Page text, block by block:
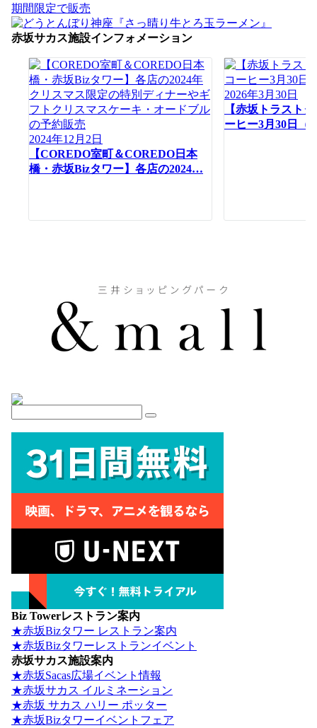
ョ
ン
期間限定で販売
赤坂サカス施設インフォメーション
2024年12月2日
【COREDO室町＆COREDO日本
橋・赤坂Bizタワー】各店の2024…
2026年3月30日
【赤坂トラスト
ーヒー3月30日（
Biz Towerレストラン案内
★赤坂Bizタワー レストラン案内
★赤坂Bizタワーレストランイベント
赤坂サカス施設案内
★赤坂Sacas広場イベント情報
★赤坂サカス イルミネーション
★赤坂 サカス ハリー ポッター
★赤坂Bizタワーイベントフェア